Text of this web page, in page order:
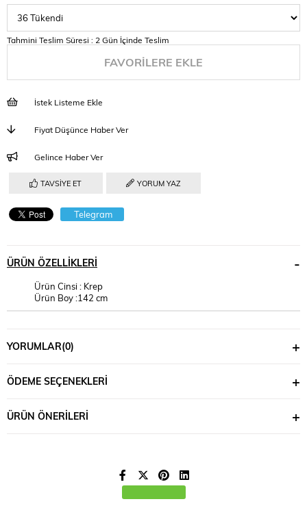
Tahmini Teslim Süresi : 2 Gün İçinde Teslim
FAVORILERE EKLE
İstek Listeme Ekle
Fiyat Düşünce Haber Ver
Gelince Haber Ver
TAVSIYE ET YORUM YAZ
Telegram
ÜRÜN ÖZELLIKLERI
Ürün Cinsi : Krep
Ürün Boy :142 cm
YORUMLAR(0)
ÖDEME SEÇENEKLERI
ÜRÜN ÖNERILERI